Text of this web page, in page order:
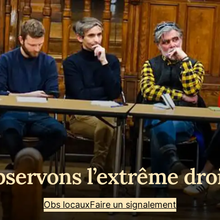
l’extrême
Obs locauxFaire un signalement